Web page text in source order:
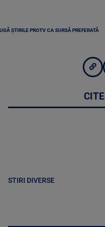
ȘTIRILE PROTV CA SURSĂ PREFERATĂ
STIRI DIVERSE